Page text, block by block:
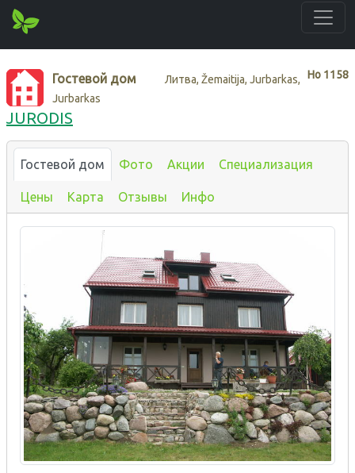
Нo 1158
Гостевой дом
Литва, Žemaitija, Jurbarkas,
Jurbarkas
JURODIS
Гостевой дом Фото Акции Специализация
Цены Карта Отзывы Инфо